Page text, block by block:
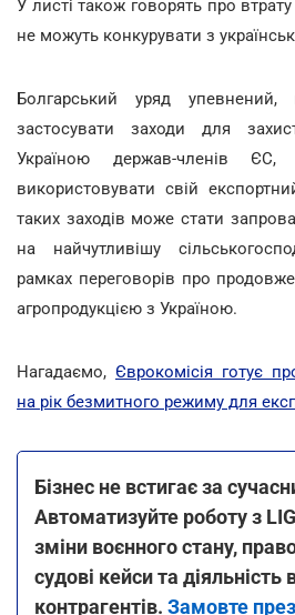
У листі також говорять про втрату
не можуть конкурувати з
Болгарський уряд
застосувати заходи для
Україною держав-членів
використовувати свій
таких заходів може стати
на найчутливішу
рамках переговорів про
агропродукцією з Україною.
Нагадаємо, Єврокомісія готує
на рік безмитного режиму для
Бізнес не встигає за
Автоматизуйте роботу з
зміни воєнного стану,
судові кейси та діяльність
контрагентів. Замовте